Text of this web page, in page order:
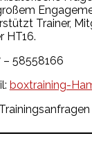
Trainer,
HT16.
– 58558166
boxtraining-